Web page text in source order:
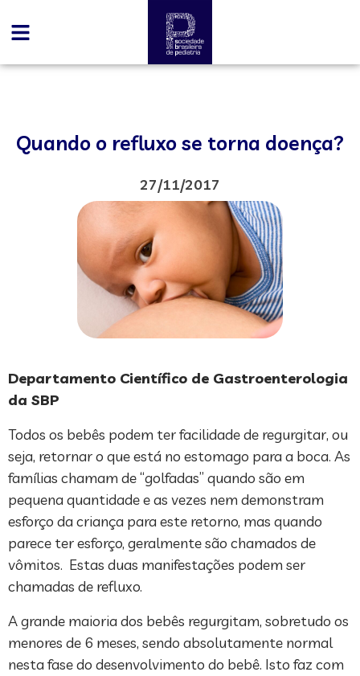
Quando o refluxo se torna doença?
27/11/2017
Departamento Científico de Gastroenterologia
da SBP
Todos os bebês podem ter facilidade de regurgitar, ou
seja, retornar o que está no estomago para a boca. As
famílias chamam de “golfadas” quando são em
pequena quantidade e as vezes nem demonstram
esforço da criança para este retorno, mas quando
parece ter esforço, geralmente são chamados de
vômitos. Estas duas manifestações podem ser
chamadas de refluxo.
A grande maioria dos bebês regurgitam, sobretudo os
menores de 6 meses, sendo absolutamente normal
nesta fase do desenvolvimento do bebê. Isto faz com